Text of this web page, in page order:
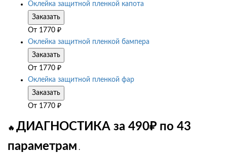
Оклейка защитной пленкой капота
Заказать
От 1770 ₽
Оклейка защитной пленкой бампера
Заказать
От 1770 ₽
Оклейка защитной пленкой фар
Заказать
От 1770 ₽
🔥 ДИАГНОСТИКА за 490₽ по 43
параметрам .